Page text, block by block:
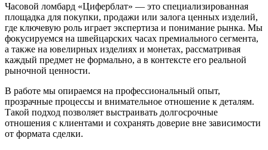
Часовой ломбард «Циферблат» — это специализированная
площадка для покупки, продажи или залога ценных изделий,
где ключевую роль играет экспертиза и понимание рынка. Мы
фокусируемся на швейцарских часах премиального сегмента,
а также на ювелирных изделиях и монетах, рассматривая
каждый предмет не формально, а в контексте его реальной
рыночной ценности.
В работе мы опираемся на профессиональный опыт,
прозрачные процессы и внимательное отношение к деталям.
Такой подход позволяет выстраивать долгосрочные
отношения с клиентами и сохранять доверие вне зависимости
от формата сделки.